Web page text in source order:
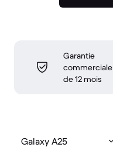
Garantie
commerciale
de 12 mois
Galaxy A25